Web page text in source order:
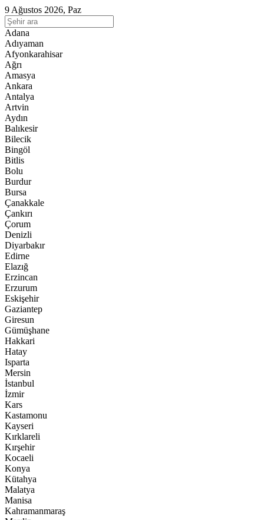
9 Ağustos 2026, Paz
Adana
Adıyaman
Afyonkarahisar
Ağrı
Amasya
Ankara
Antalya
Artvin
Aydın
Balıkesir
Bilecik
Bingöl
Bitlis
Bolu
Burdur
Bursa
Çanakkale
Çankırı
Çorum
Denizli
Diyarbakır
Edirne
Elazığ
Erzincan
Erzurum
Eskişehir
Gaziantep
Giresun
Gümüşhane
Hakkari
Hatay
Isparta
Mersin
İstanbul
İzmir
Kars
Kastamonu
Kayseri
Kırklareli
Kırşehir
Kocaeli
Konya
Kütahya
Malatya
Manisa
Kahramanmaraş